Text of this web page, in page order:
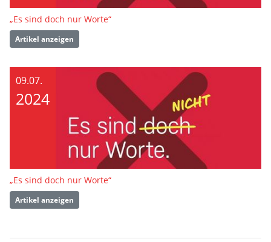
„Es sind doch nur Worte“
Artikel anzeigen
09.07.
2024
„Es sind doch nur Worte“
Artikel anzeigen